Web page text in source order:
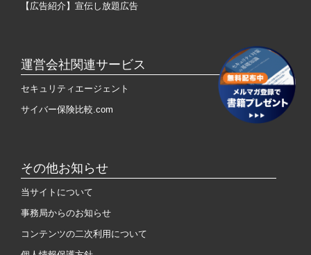
【広告紹介】宣伝し放題広告
運営会社関連サービス
セキュリティエージェント
サイバー保険比較.com
その他お知らせ
当サイトについて
事務局からのお知らせ
コンテンツの二次利用について